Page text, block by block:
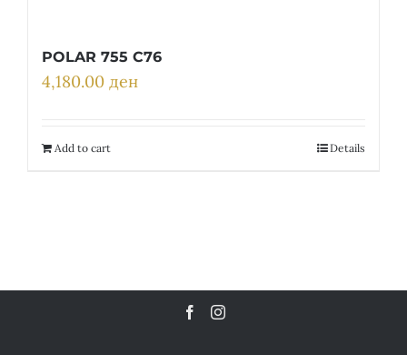
POLAR 755 C76
4,180.00 ден
Add to cart Details